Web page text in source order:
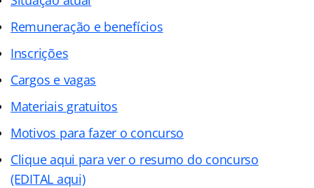
Remuneração e benefícios
Inscrições
Cargos e vagas
Materiais gratuitos
Motivos para fazer o concurso
Clique aqui para ver o resumo do concurso
(EDITAL aqui)